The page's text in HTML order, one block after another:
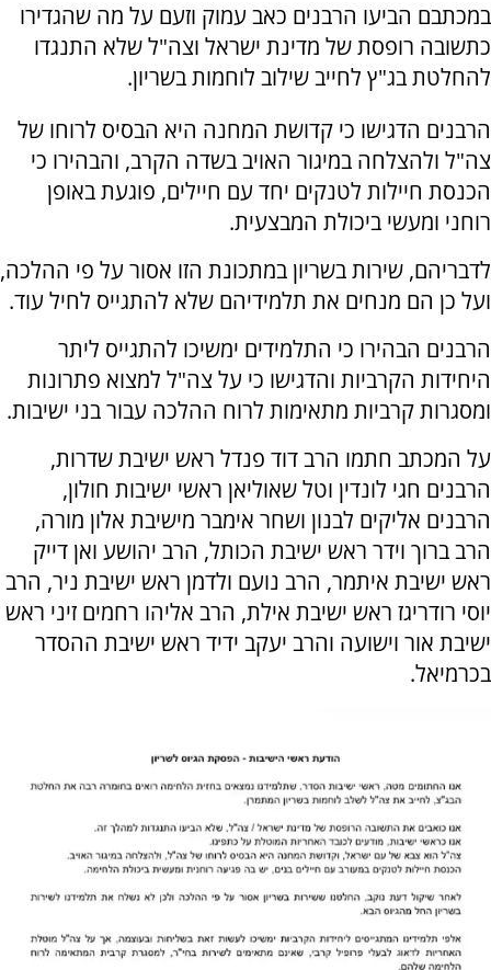
במכתבם הביעו הרבנים כאב עמוק וזעם על מה שהגדירו
כתשובה רופסת של מדינת ישראל וצה"ל שלא התנגדו
להחלטת בג"ץ לחייב שילוב לוחמות בשריון.
הרבנים הדגישו כי קדושת המחנה היא הבסיס לרוחו של
צה"ל ולהצלחה במיגור האויב בשדה הקרב, והבהירו כי
הכנסת חיילות לטנקים יחד עם חיילים, פוגעת באופן
רוחני ומעשי ביכולת המבצעית.
לדבריהם, שירות בשריון במתכונת הזו אסור על פי ההלכה,
ועל כן הם מנחים את תלמידיהם שלא להתגייס לחיל עוד.
הרבנים הבהירו כי התלמידים ימשיכו להתגייס ליתר
היחידות הקרביות והדגישו כי על צה"ל למצוא פתרונות
ומסגרות קרביות מתאימות לרוח ההלכה עבור בני ישיבות.
על המכתב חתמו הרב דוד פנדל ראש ישיבת שדרות,
הרבנים חגי לונדין וטל שאוליאן ראשי ישיבות חולון,
הרבנים אליקים לבנון ושחר אימבר מישיבת אלון מורה,
הרב ברוך וידר ראש ישיבת הכותל, הרב יהושע ואן דייק
ראש ישיבת איתמר, הרב נועם ולדמן ראש ישיבת ניר, הרב
יוסי רודריגז ראש ישיבת אילת, הרב אליהו רחמים זיני ראש
ישיבת אור וישועה והרב יעקב ידיד ראש ישיבת ההסדר
בכרמיאל.